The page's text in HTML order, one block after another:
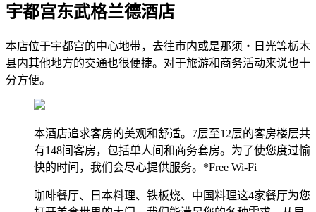
宇都宫东武格兰德酒店
本店位于宇都宫的中心地带，去往市内或是那须・日光等栃木
县内其他地方的交通也很便捷。对于旅游和商务活动来说也十
分方便。
本酒店追求客房的美观和舒适。7层至12层的客房楼层共
有148间客房，包括单人间和商务套房。为了使您度过愉
快的时间，我们会尽心提供服务。*Free Wi-Fi
咖啡餐厅、日本料理、铁板烧、中国料理这4家餐厅为您